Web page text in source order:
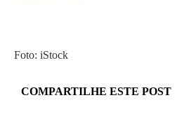
Foto: iStock
COMPARTILHE ESTE POST